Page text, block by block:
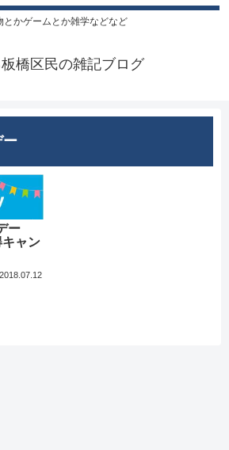
とかゲームとか雑学などなど
橋区民の雑記ブログ
ー
ー
ャン